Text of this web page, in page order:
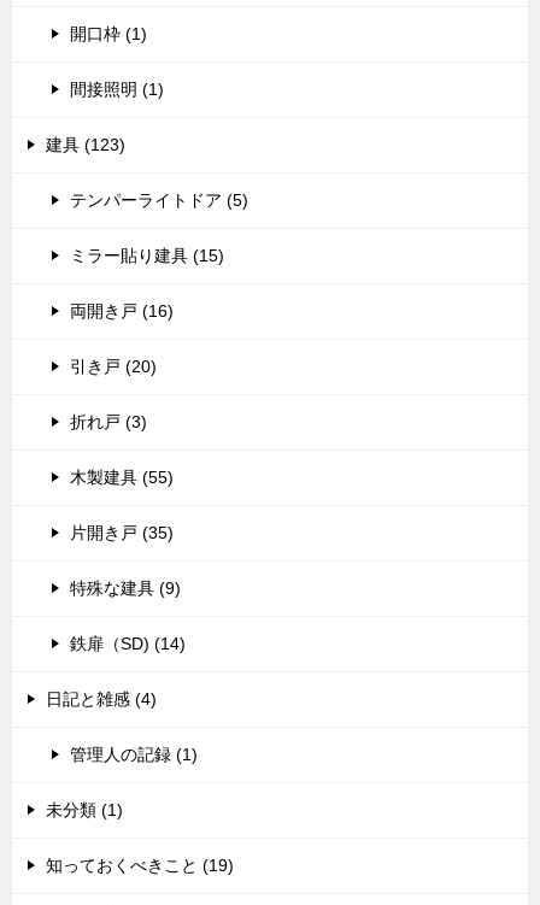
開口枠 (1)
間接照明 (1)
建具 (123)
テンパーライトドア (5)
ミラー貼り建具 (15)
両開き戸 (16)
引き戸 (20)
折れ戸 (3)
木製建具 (55)
片開き戸 (35)
特殊な建具 (9)
鉄扉（SD) (14)
日記と雑感 (4)
管理人の記録 (1)
未分類 (1)
知っておくべきこと (19)